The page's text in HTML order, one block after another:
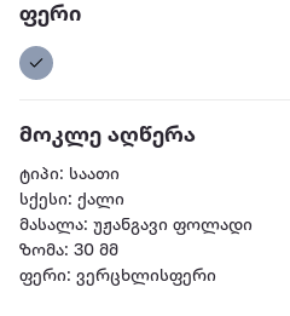
ფერი
მოკლე აღწერა
ტიპი: საათი
სქესი: ქალი
მასალა: უჟანგავი ფოლადი
ზომა: 30 მმ
ფერი: ვერცხლისფერი